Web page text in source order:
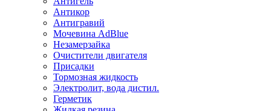
Антикор
Антигравий
Мочевина AdBlue
Незамерзайка
Очистители двигателя
Присадки
Тормозная жидкость
Электролит, вода дистил.
Герметик